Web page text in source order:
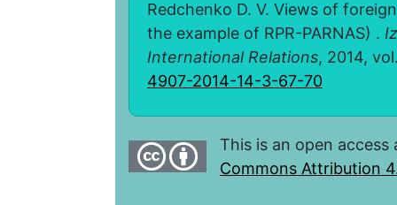
Redchenko D. V. Views of
the example of RPR-PARNAS) .
International Relations, 2014,
4907-2014-14-3-67-70
This is an open
Commons Attribution